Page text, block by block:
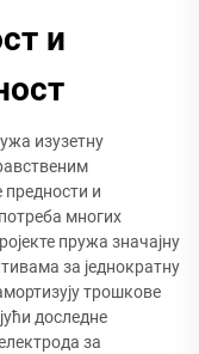
и
изузетну
и
многих
пружа значајну
за једнократну
трошкове
доследне
за